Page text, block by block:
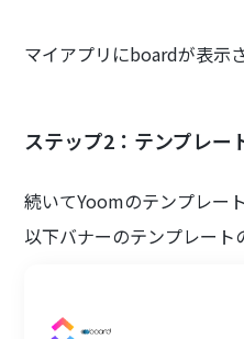
マイアプリにboardが表示
ステップ2：テンプレー
続いてYoomのテンプレー
以下バナーのテンプレー